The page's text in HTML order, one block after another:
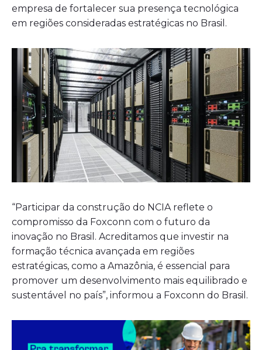
empresa de fortalecer sua presença tecnológica
em regiões consideradas estratégicas no Brasil.
“Participar da construção do NCIA reflete o
compromisso da Foxconn com o futuro da
inovação no Brasil. Acreditamos que investir na
formação técnica avançada em regiões
estratégicas, como a Amazônia, é essencial para
promover um desenvolvimento mais equilibrado e
sustentável no país”, informou a Foxconn do Brasil.